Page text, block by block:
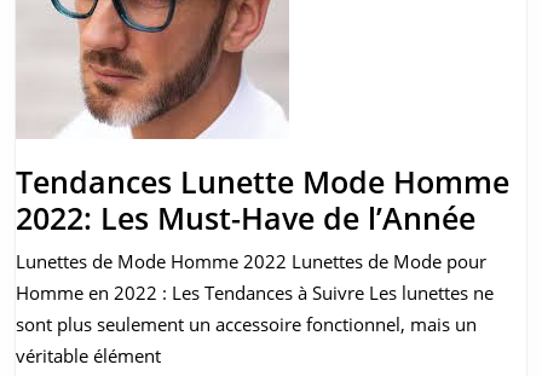
Tendances Lunette Mode Homme
2022: Les Must-Have de l’Année
Lunettes de Mode Homme 2022 Lunettes de Mode pour
Homme en 2022 : Les Tendances à Suivre Les lunettes ne
sont plus seulement un accessoire fonctionnel, mais un
véritable élément